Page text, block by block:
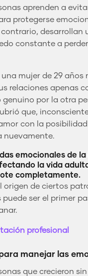
aprenden a
protegerse
desarrollan
constante a
una mujer de 29 años
relaciones apenas
por la otra
que,
con la posibilidad
nuevamente.
emocionales de
la vida
completamente.
origen de ciertos
ser el primer
profesional
manejar las
que crecieron